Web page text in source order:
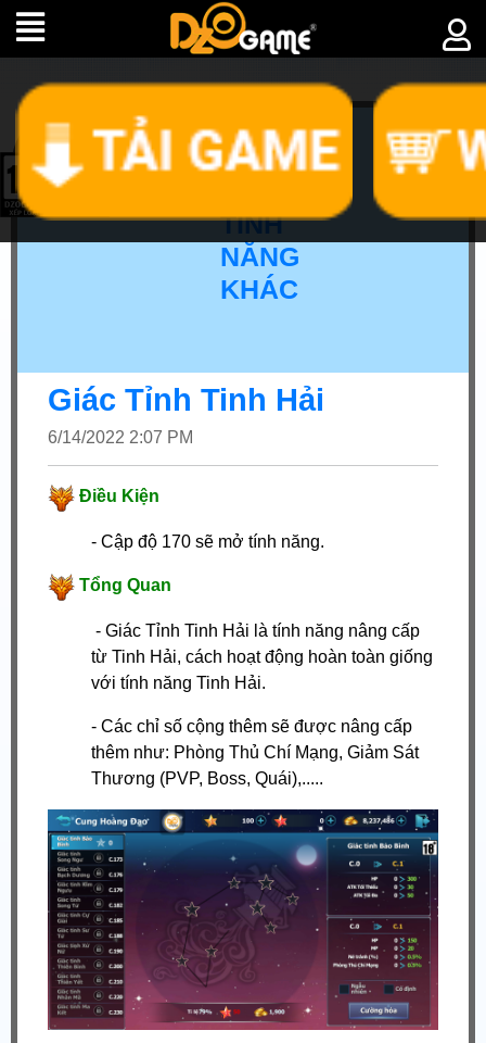
TÍNH
NĂNG
KHÁC
Giác Tỉnh Tinh Hải
6/14/2022 2:07 PM
Điều Kiện
- Cập độ 170 sẽ mở tính năng.
Tổng Quan
- Giác Tỉnh Tinh Hải là tính năng nâng cấp
từ Tinh Hải, cách hoạt động hoàn toàn giống
với tính năng Tinh Hải.
- Các chỉ số cộng thêm sẽ được nâng cấp
thêm như: Phòng Thủ Chí Mạng, Giảm Sát
Thương (PVP, Boss, Quái),.....